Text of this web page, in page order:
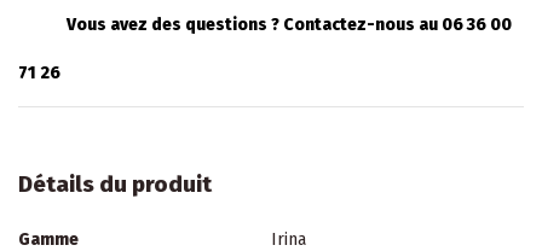
Vous avez des questions ? Contactez-nous au 06 36 00
71 26
Détails du produit
Gamme Irina